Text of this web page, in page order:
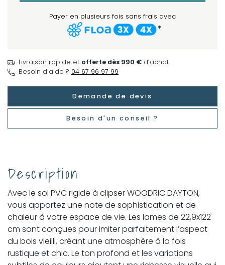
Payer en plusieurs fois sans frais avec
*
Livraison rapide et offerte dès 990 € d’achat.
Besoin d’aide ? 04 67 96 97 99
Demande de devis
Besoin d'un conseil ?
Description
Avec le sol PVC rigide à clipser WOODRIC DAYTON,
vous apportez une note de sophistication et de
chaleur à votre espace de vie. Les lames de 22,9x122
cm sont conçues pour imiter parfaitement l’aspect
du bois vieilli, créant une atmosphère à la fois
rustique et chic. Le ton profond et les variations